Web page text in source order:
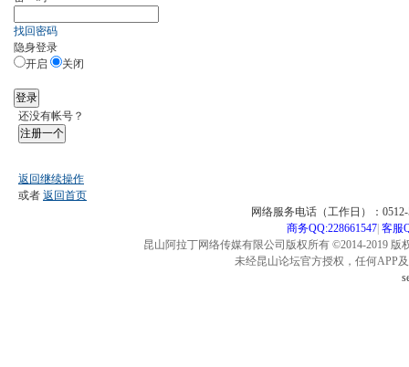
找回密码
隐身登录
开启
关闭
登录
还没有帐号？
注册一个
返回继续操作
或者 返回首页
网络服务电话（工作日）：
商务QQ:228661547| 客服
昆山阿拉丁网络传媒有限公司版权所有 ©2014-2019
未经昆山论坛官方授权，任何APP